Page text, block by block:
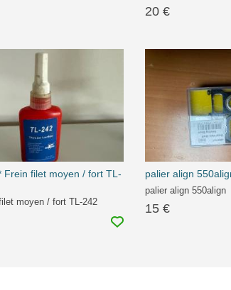
20 €
Frein filet moyen / fort TL-
moyen / fort TL-242
palier align
palier align 550align
15 €